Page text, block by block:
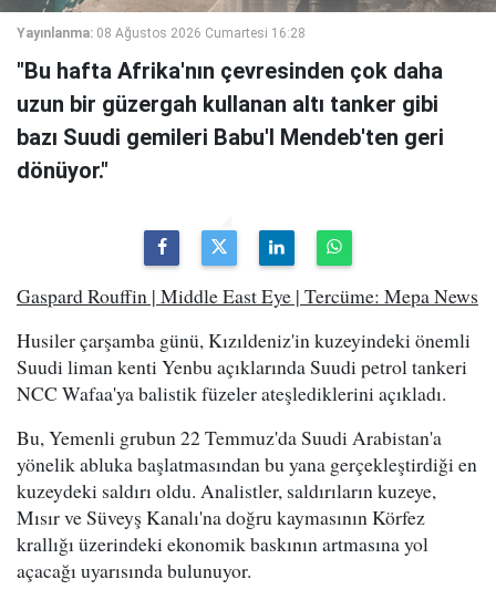
Yayınlanma: 08 Ağustos 2026 Cumartesi 16:28
"Bu hafta Afrika'nın çevresinden çok daha
uzun bir güzergah kullanan altı tanker gibi
bazı Suudi gemileri Babu'l Mendeb'ten geri
dönüyor."
Gaspard Rouffin | Middle East Eye | Tercüme: Mepa News
Husiler çarşamba günü, Kızıldeniz'in kuzeyindeki önemli
Suudi liman kenti Yenbu açıklarında Suudi petrol tankeri
NCC Wafaa'ya balistik füzeler ateşlediklerini açıkladı.
Bu, Yemenli grubun 22 Temmuz'da Suudi Arabistan'a
yönelik abluka başlatmasından bu yana gerçekleştirdiği en
kuzeydeki saldırı oldu. Analistler, saldırıların kuzeye,
Mısır ve Süveyş Kanalı'na doğru kaymasının Körfez
krallığı üzerindeki ekonomik baskının artmasına yol
açacağı uyarısında bulunuyor.